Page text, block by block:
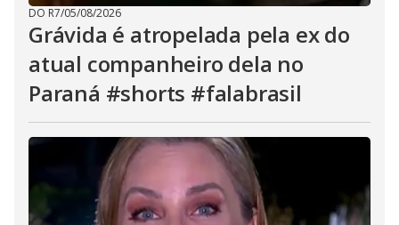
DO R7/05/08/2026
Grávida é atropelada pela ex do
atual companheiro dela no
Paraná #shorts #falabrasil